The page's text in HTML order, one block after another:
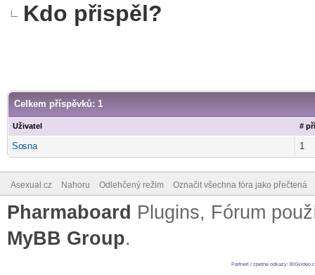
Kdo přispěl?
Celkem příspěvků: 1
Uživatel #
Sosna 1
Asexual.cz Nahoru Odlehčený režim Označit všechna fóra jako přečtená
Pharmaboard Plugins, Fórum
MyBB Group.
Partneri / zpetne odkazy: